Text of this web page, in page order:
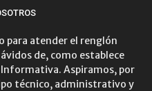
para atender el renglón
de, como establece
Aspiramos, por
técnico, administrativo y